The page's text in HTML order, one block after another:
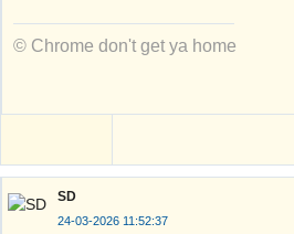
© Chrome don't get ya home
SD
24-03-2026 11:52:37